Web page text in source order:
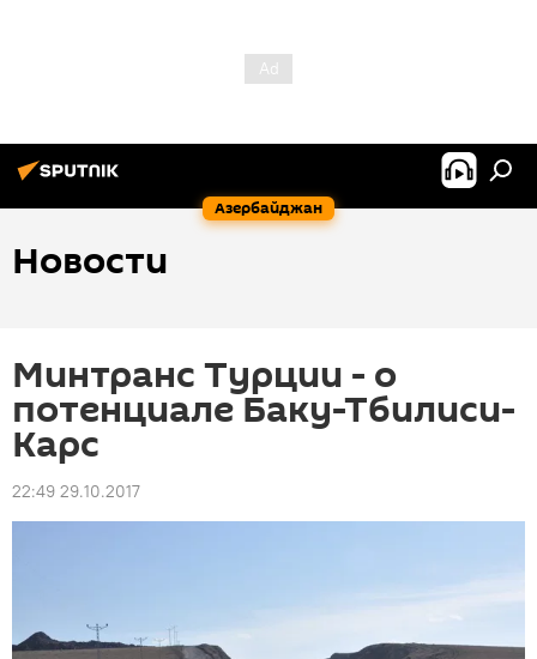
Азербайджан
Новости
Минтранс Турции - о
потенциале Баку-Тбилиси-
Карс
22:49 29.10.2017